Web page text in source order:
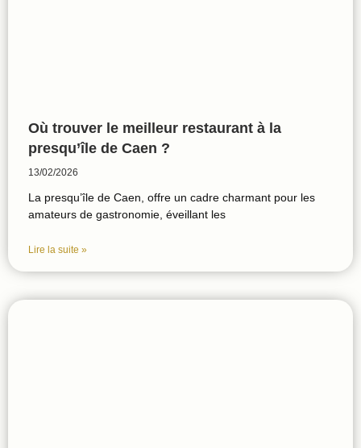
Où trouver le meilleur restaurant à la
presqu’île de Caen ?
13/02/2026
La presqu’île de Caen, offre un cadre charmant pour les
amateurs de gastronomie, éveillant les
Lire la suite »